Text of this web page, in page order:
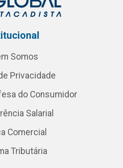
Somos
Privacidade
do Consumidor
Salarial
Comercial
Tributária